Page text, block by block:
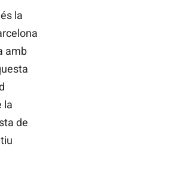
la
amb
la
de